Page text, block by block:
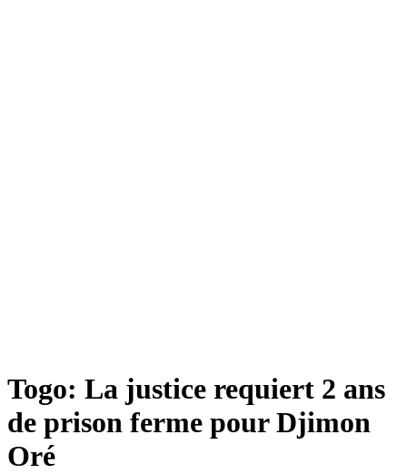
Togo: La justice requiert 2 ans
de prison ferme pour Djimon
Oré